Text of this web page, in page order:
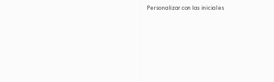
Personalizar con las iniciales